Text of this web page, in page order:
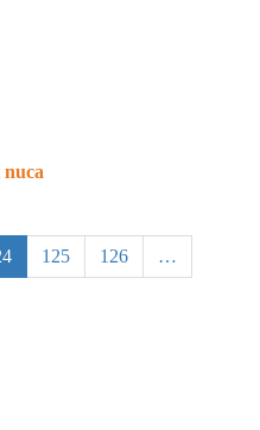
nuca
125 126 …